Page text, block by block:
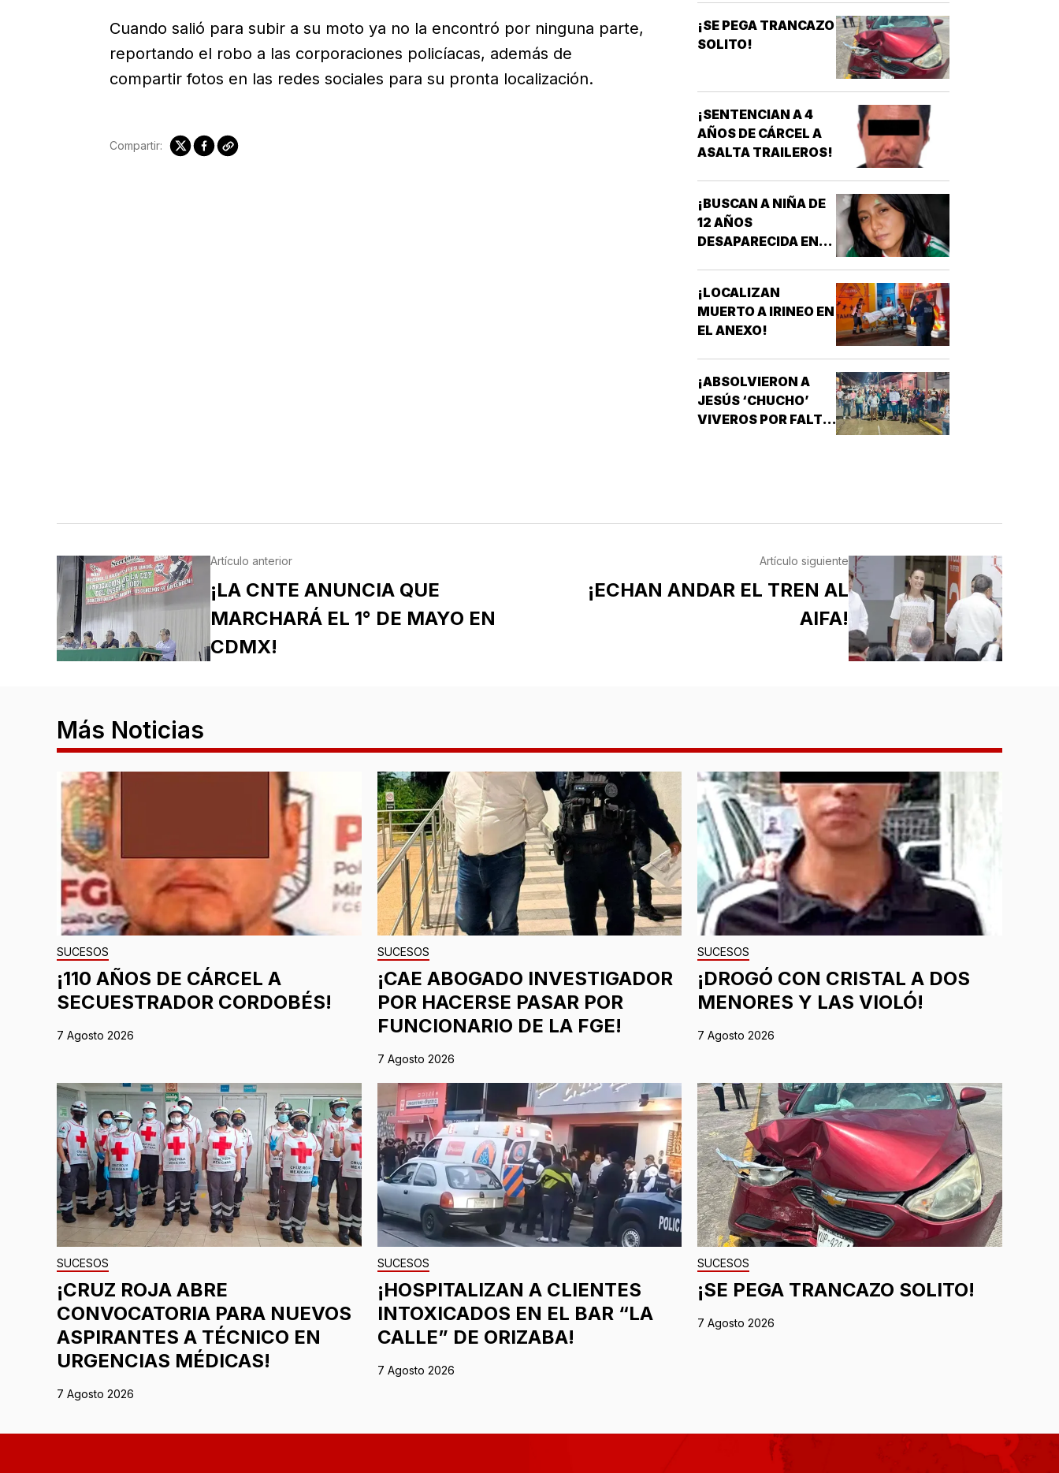
Cuando salió para subir a su moto ya no la encontró por ninguna parte,
reportando el robo a las corporaciones policíacas, además de
compartir fotos en las redes sociales para su pronta localización.
Compartir:
¡SE PEGA TRANCAZO
SOLITO!
¡SENTENCIAN A 4
AÑOS DE CÁRCEL A
ASALTA TRAILEROS!
¡BUSCAN A NIÑA DE
12 AÑOS
DESAPARECIDA EN
¡LOCALIZAN
MUERTO A IRINEO EN
EL ANEXO!
¡ABSOLVIERON A
JESÚS ‘CHUCHO’
VIVEROS POR FALTA
Artículo anterior
¡LA CNTE ANUNCIA QUE
MARCHARÁ EL 1° DE MAYO EN
CDMX!
Artículo siguiente
¡ECHAN ANDAR EL TREN AL
AIFA!
Más Noticias
SUCESOS
¡110 AÑOS DE CÁRCEL A
SECUESTRADOR CORDOBÉS!
7 Agosto 2026
SUCESOS
¡CAE ABOGADO INVESTIGADOR
POR HACERSE PASAR POR
FUNCIONARIO DE LA FGE!
7 Agosto 2026
SUCESOS
¡DROGÓ CON CRISTAL A DOS
MENORES Y LAS VIOLÓ!
7 Agosto 2026
SUCESOS
¡CRUZ ROJA ABRE
CONVOCATORIA PARA NUEVOS
ASPIRANTES A TÉCNICO EN
URGENCIAS MÉDICAS!
7 Agosto 2026
SUCESOS
¡HOSPITALIZAN A CLIENTES
INTOXICADOS EN EL BAR “LA
CALLE” DE ORIZABA!
7 Agosto 2026
SUCESOS
¡SE PEGA TRANCAZO SOLITO!
7 Agosto 2026